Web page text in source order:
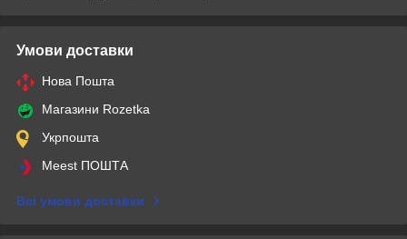
Умови доставки
Нова Пошта
Магазини Rozetka
Укрпошта
Meest ПОШТА
Всі умови доставки